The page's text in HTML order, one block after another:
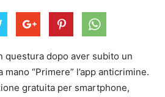
questura dopo aver subito un
“Primere” l’app anticrimine.
gratuita per smartphone,